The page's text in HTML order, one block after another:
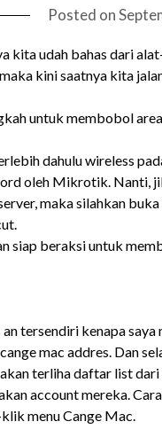
Posted on
kita udah bahas dari
kini saatnya kita
untuk membobol
dahulu wireless
oleh Mikrotik. Nanti,
maka silahkan
siap beraksi untuk
an tersendiri kenapa
mac addres. Dan
terliha daftar list
account mereka.
menu Cange Mac.